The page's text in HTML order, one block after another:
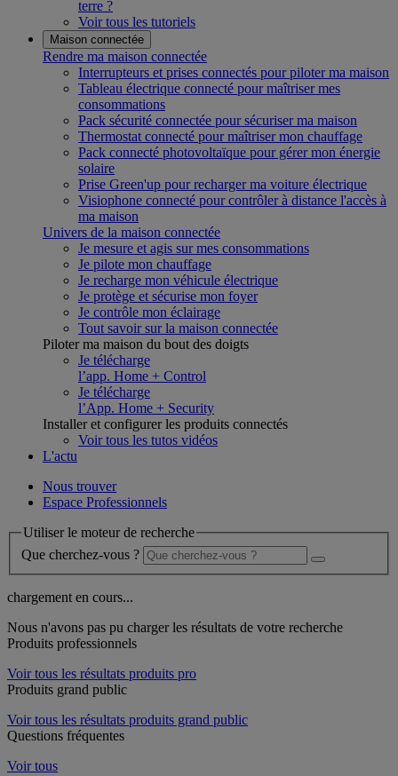
terre ?
Voir tous les tutoriels
Maison connectée
Rendre ma maison connectée
Interrupteurs et prises connectés pour piloter ma maison
Tableau électrique connecté pour maîtriser mes
consommations
Pack sécurité connectée pour sécuriser ma maison
Thermostat connecté pour maîtriser mon chauffage
Pack connecté photovoltaïque pour gérer mon énergie
solaire
Prise Green'up pour recharger ma voiture électrique
Visiophone connecté pour contrôler à distance l'accès à
ma maison
Univers de la maison connectée
Je mesure et agis sur mes consommations
Je pilote mon chauffage
Je recharge mon véhicule électrique
Je protège et sécurise mon foyer
Je contrôle mon éclairage
Tout savoir sur la maison connectée
Piloter ma maison du bout des doigts
Je télécharge
l’app. Home + Control
Je télécharge
l’App. Home + Security
Installer et configurer les produits connectés
Voir tous les tutos vidéos
L'actu
Nous trouver
Espace Professionnels
Utiliser le moteur de recherche
Que cherchez-vous ?
chargement en cours...
Nous n'avons pas pu charger les résultats de votre recherche
Produits professionnels
Voir tous les résultats produits pro
Produits grand public
Voir tous les résultats produits grand public
Questions fréquentes
Voir tous